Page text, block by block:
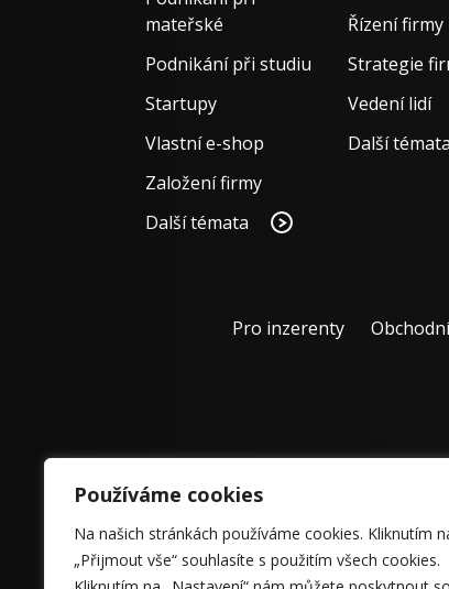
Používáme cookies
Na našich stránkách používáme cookies. Kliknutím
„Přijmout vše“ souhlasíte s použitím všech cookies.
mateřské
Podnikání při studiu
Startupy
Vlastní e-shop
Založení firmy
Další témata
Řízení firmy
Strategie
Vedení lidí
Další témata
Pro inzerenty